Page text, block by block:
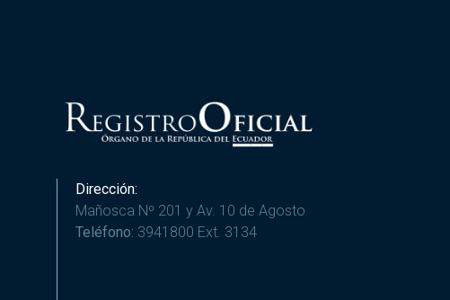
Dirección:
Mañosca Nº 201 y Av. 10 de Agosto
Teléfono: 3941800 Ext. 3134